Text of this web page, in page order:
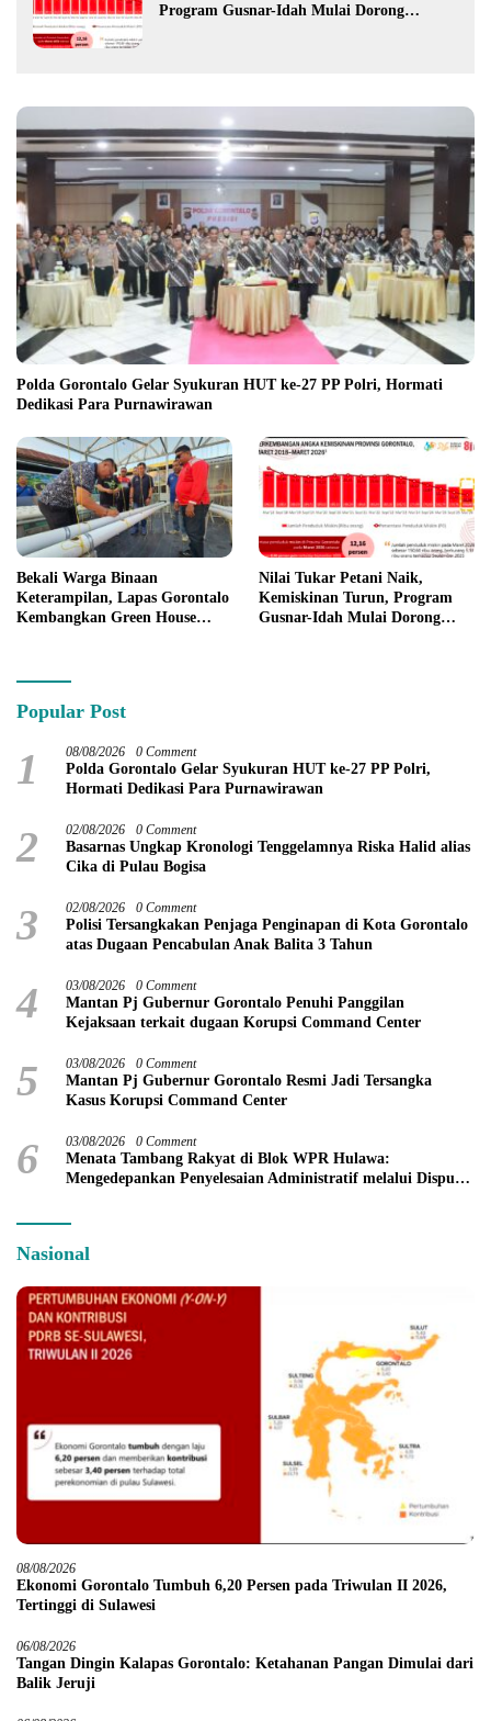
Program Gusnar-Idah Mulai Dorong
Polda Gorontalo Gelar Syukuran HUT ke-27 PP Polri, Hormati
Dedikasi Para Purnawirawan
Bekali Warga Binaan
Keterampilan, Lapas Gorontalo
Kembangkan Green House
Nilai Tukar Petani Naik,
Kemiskinan Turun, Program
Gusnar-Idah Mulai Dorong
Popular Post
1 08/08/2026 0 Comment
Polda Gorontalo Gelar Syukuran HUT ke-27 PP Polri,
Hormati Dedikasi Para Purnawirawan
2 02/08/2026 0 Comment
Basarnas Ungkap Kronologi Tenggelamnya Riska Halid alias
Cika di Pulau Bogisa
3 02/08/2026 0 Comment
Polisi Tersangkakan Penjaga Penginapan di Kota Gorontalo
atas Dugaan Pencabulan Anak Balita 3 Tahun
4 03/08/2026 0 Comment
Mantan Pj Gubernur Gorontalo Penuhi Panggilan
Kejaksaan terkait dugaan Korupsi Command Center
5 03/08/2026 0 Comment
Mantan Pj Gubernur Gorontalo Resmi Jadi Tersangka
Kasus Korupsi Command Center
6 03/08/2026 0 Comment
Menata Tambang Rakyat di Blok WPR Hulawa:
Mengedepankan Penyelesaian Administratif melalui Dispute
Nasional
08/08/2026
Ekonomi Gorontalo Tumbuh 6,20 Persen pada Triwulan II 2026,
Tertinggi di Sulawesi
06/08/2026
Tangan Dingin Kalapas Gorontalo: Ketahanan Pangan Dimulai dari
Balik Jeruji